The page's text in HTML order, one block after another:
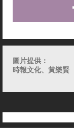
圖片提供：
時報文化、黃樂賢